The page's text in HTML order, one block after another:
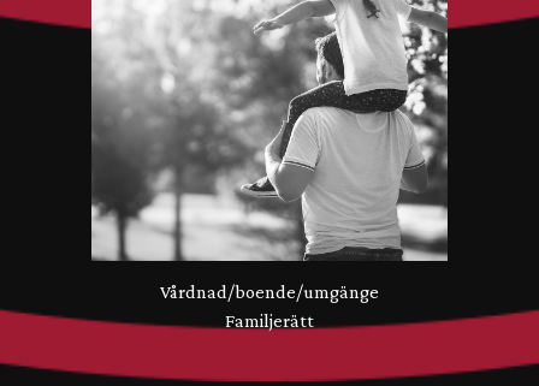
Vårdnad/boende/umgänge
Familjerätt